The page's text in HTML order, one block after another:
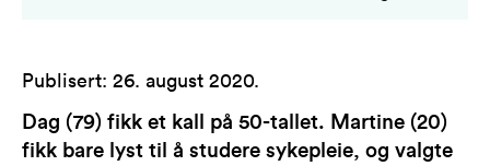
Publisert: 26. august 2020.
Dag (79) fikk et kall på 50-tallet. Martine (20)
fikk bare lyst til å studere sykepleie, og valgte